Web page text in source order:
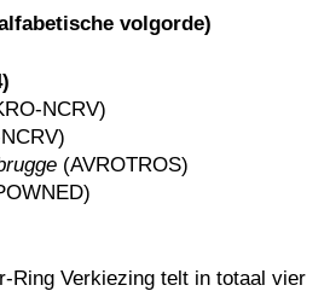
volgorde)
NCRV)
(AVROTROS)
Ring Verkiezing telt in totaal vier